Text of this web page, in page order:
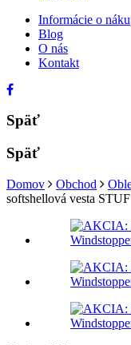
Informácie o
Blog
O nás
Kontakt
Späť
Späť
Domov Obchod
softshellová vesta